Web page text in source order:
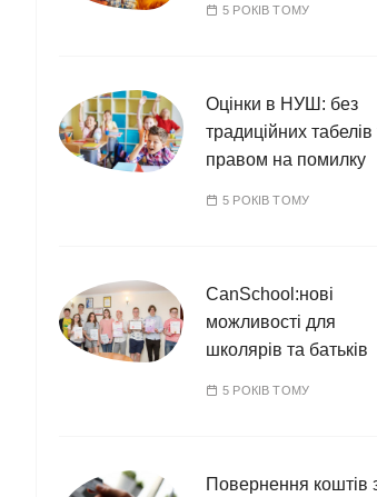
5 РОКІВ ТОМУ
Оцінки в НУШ: без
традиційних табелів
правом на помилку
5 РОКІВ ТОМУ
CanSchool:нові
можливості для
школярів та батьків
5 РОКІВ ТОМУ
Повернення коштів